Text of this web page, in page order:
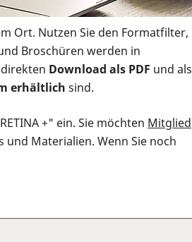
Ort. Nutzen Sie den Formatfilter,
Broschüren werden in
Download als PDF und als
erhältlich sind.
+" ein. Sie möchten Mitglied
Materialien. Wenn Sie noch